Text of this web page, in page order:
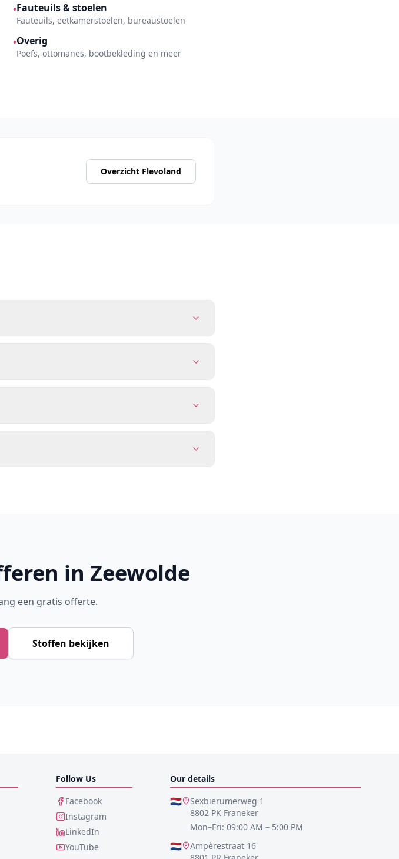
•Fauteuils & stoelen
Fauteuils, eetkamerstoelen, bureaustoelen
•Overig
Poefs, ottomanes, bootbekleding en meer
Overzicht Flevoland
in Zeewolde
een gratis offerte.
Stoffen bekijken
Follow Us
Facebook
Instagram
LinkedIn
YouTube
Our details
🇳🇱
Sexbierumerweg 1
8802 PK Franeker
Mon–Fri: 09:00 AM – 5:00 PM
🇳🇱
Ampèrestraat 16